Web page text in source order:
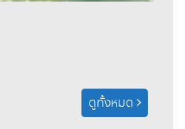
ดูทั้งหมด